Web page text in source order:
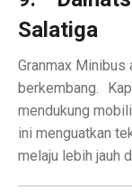
Salatiga
Granmax Minibus
berkembang.
mendukung
ini menguatkan
melaju lebih jauh